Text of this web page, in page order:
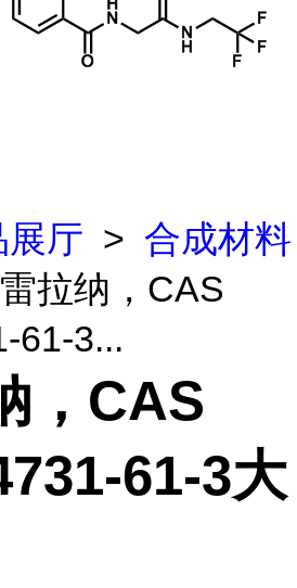
展厅 > 合成材料
拉纳，CAS
61-3...
，CAS
61-3大